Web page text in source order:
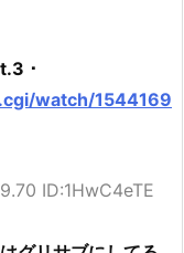
･
watch/1544169
ID:1HwC4eTE